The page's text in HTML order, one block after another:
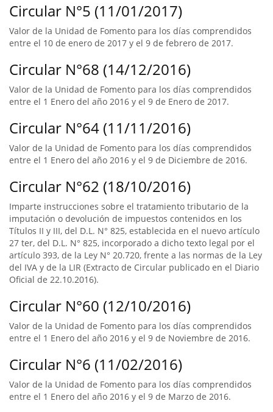
Circular N°5 (11/01/2017)
Valor de la Unidad de Fomento para los días comprendidos
entre el 10 de enero de 2017 y el 9 de febrero de 2017.
Circular N°68 (14/12/2016)
Valor de la Unidad de Fomento para los días comprendidos
entre el 1 Enero del año 2016 y el 9 de Enero de 2017.
Circular N°64 (11/11/2016)
Valor de la Unidad de Fomento para los días comprendidos
entre el 1 Enero del año 2016 y el 9 de Diciembre de 2016.
Circular N°62 (18/10/2016)
Imparte instrucciones sobre el tratamiento tributario de la
imputación o devolución de impuestos contenidos en los
Títulos II y III, del D.L. N° 825, establecida en el nuevo artículo
27 ter, del D.L. N° 825, incorporado a dicho texto legal por el
artículo 393, de la Ley N° 20.720, frente a las normas de la Ley
del IVA y de la LIR (Extracto de Circular publicado en el Diario
Oficial de 22.10.2016).
Circular N°60 (12/10/2016)
Valor de la Unidad de Fomento para los días comprendidos
entre el 1 Enero del año 2016 y el 9 de Noviembre de 2016.
Circular N°6 (11/02/2016)
Valor de la Unidad de Fomento para los días comprendidos
entre el 1 Enero del año 2016 y el 9 de Marzo de 2016.